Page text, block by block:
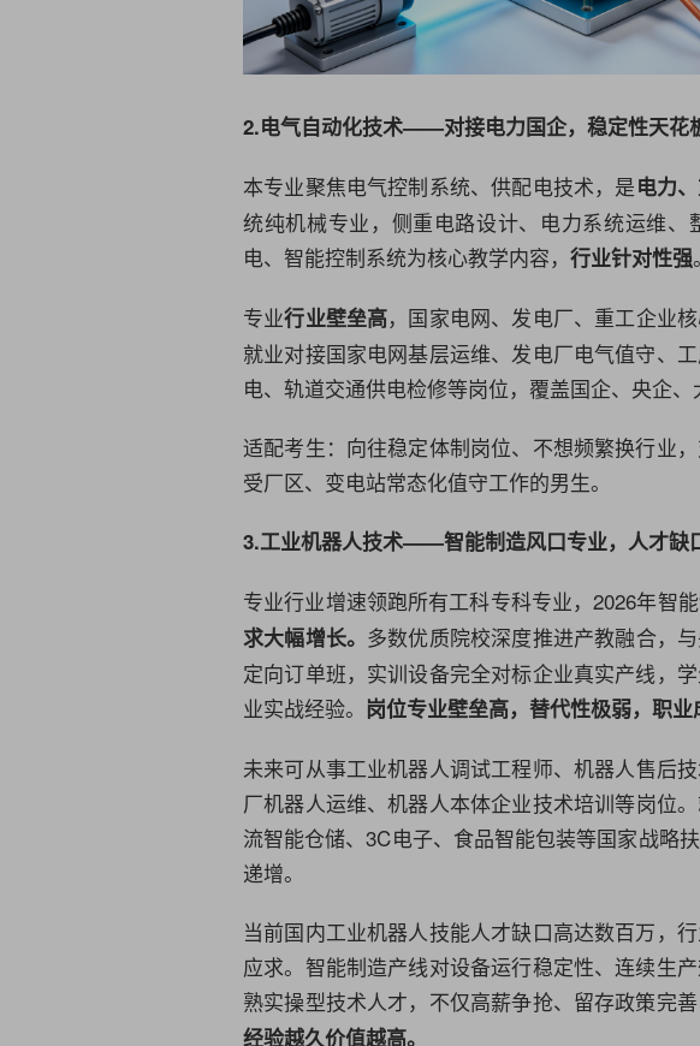
2.电气自动化技术——对接电力国企，稳定性天花
本专业聚焦电气控制系统、供配电技术，是电力
统纯机械专业，侧重电路设计、电力系统运维
电、智能控制系统为核心教学内容， 行业针对性强。
专业行业壁垒高，国家电网、发电厂、重工企业
就业对接国家电网基层运维、发电厂电气值守、工
电、轨道交通供电检修等岗位，覆盖国企、央企、
适配考生：向往稳定体制岗位、不想频繁换行业
受厂区、变电站常态化值守工作的男生。
3.工业机器人技术——智能制造风口专业，人才缺
专业行业增速领跑所有工科专科专业，2026年智
求大幅增长。 多数优质院校深度推进产教融合，
定向订单班，实训设备完全对标企业真实产线，
业实战经验。 岗位专业壁垒高，替代性极弱，职业
未来可从事工业机器人调试工程师、机器人售后
厂机器人运维、机器人本体企业技术培训等岗位
流智能仓储、3C电子、食品智能包装等国家战略
递增。
当前国内工业机器人技能人才缺口高达数百万，
应求。智能制造产线对设备运行稳定性、连续生
熟实操型技术人才，不仅高薪争抢、留存政策完
经验越久价值越高。